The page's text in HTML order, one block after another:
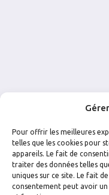
Pour offrir les meilleures
telles que les cookies pour
appareils. Le fait de
traiter des données telles
uniques sur ce site. Le fait
consentement peut avoir
FACEBOOK